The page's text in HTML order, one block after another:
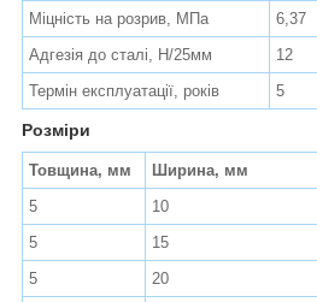
Міцність на розрив, МПа
6,37
Адгезія до сталі, Н/25мм
12
Термін експлуатації, років
5
Розміри
Товщина, мм Ширина, мм
5
10
5
15
5
20